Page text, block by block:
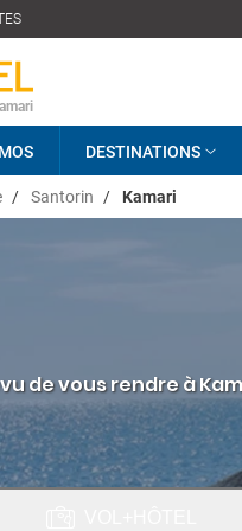
DESTINATIONS
/ Santorin / Kamari
de vous rendre à